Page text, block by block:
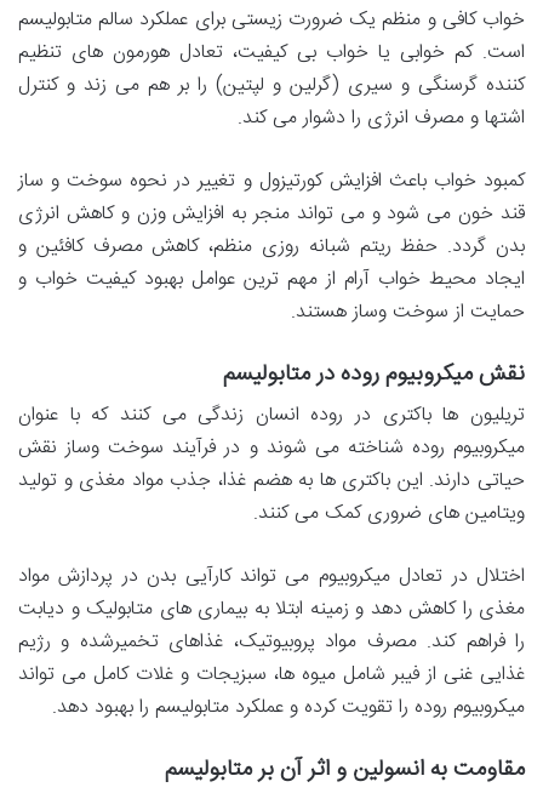
خواب کافی و منظم یک ضرورت زیستی برای عملکرد سالم متابولیسم
است. کم خوابی یا خواب بی کیفیت، تعادل هورمون های تنظیم
کننده گرسنگی و سیری (گرلین و لپتین) را بر هم می زند و کنترل
اشتها و مصرف انرژی را دشوار می کند.
کمبود خواب باعث افزایش کورتیزول و تغییر در نحوه سوخت و ساز
قند خون می شود و می تواند منجر به افزایش وزن و کاهش انرژی
بدن گردد. حفظ ریتم شبانه روزی منظم، کاهش مصرف کافئین و
ایجاد محیط خواب آرام از مهم ترین عوامل بهبود کیفیت خواب و
حمایت از سوخت وساز هستند.
نقش میکروبیوم روده در متابولیسم
تریلیون ها باکتری در روده انسان زندگی می کنند که با عنوان
میکروبیوم روده شناخته می شوند و در فرآیند سوخت وساز نقش
حیاتی دارند. این باکتری ها به هضم غذا، جذب مواد مغذی و تولید
ویتامین های ضروری کمک می کنند.
اختلال در تعادل میکروبیوم می تواند کارآیی بدن در پردازش مواد
مغذی را کاهش دهد و زمینه ابتلا به بیماری های متابولیک و دیابت
را فراهم کند. مصرف مواد پروبیوتیک، غذاهای تخمیرشده و رژیم
غذایی غنی از فیبر شامل میوه ها، سبزیجات و غلات کامل می تواند
میکروبیوم روده را تقویت کرده و عملکرد متابولیسم را بهبود دهد.
مقاومت به انسولین و اثر آن بر متابولیسم